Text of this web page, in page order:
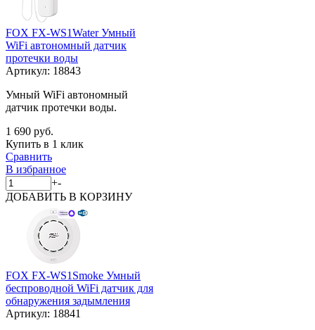
FOX FX-WS1Water Умный
WiFi автономный датчик
протечки воды
Артикул: 18843
Умный WiFi автономный
датчик протечки воды.
1 690 руб.
Купить в 1 клик
Сравнить
В избранное
+-
ДОБАВИТЬ В КОРЗИНУ
FOX FX-WS1Smoke Умный
беспроводной WiFi датчик для
обнаружения задымления
Артикул: 18841